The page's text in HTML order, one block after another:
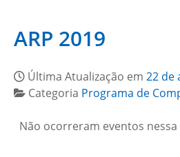
ARP 2019
Última Atualização em 22 de
Categoria Programa de
Não ocorreram eventos